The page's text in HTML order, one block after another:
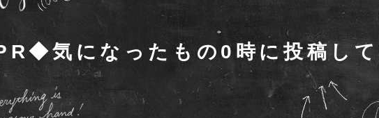
気になったもの0時に投稿し